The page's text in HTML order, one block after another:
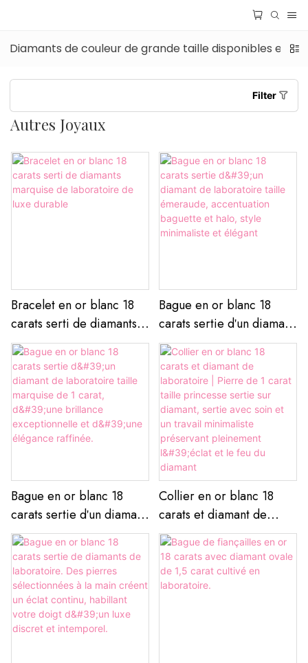
Diamants de couleur de grande taille disponibles en
Filter
Autres Joyaux
Bracelet en or blanc 18
carats serti de diamants
marquise de laboratoire
de luxe durable
Bague en or blanc 18
carats sertie d'un diamant
de laboratoire taille
émeraude, accentuation
baguette et halo, style
minimaliste et élégant
Bague en or blanc 18
carats sertie d'un diamant
de laboratoire taille
marquise de 1 carat,
d'une brillance
exceptionnelle et d'une
élégance raffinée.
Collier en or blanc 18
carats et diamant de
laboratoire | Pierre de 1
carat taille princesse
sertie sur diamant, sertie
avec soin et un travail